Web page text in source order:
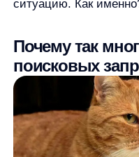
Причины «пустых»
они ведут к одному
неудовлетворенному
Отсутствие товара в
ассортименте —самая
но не единственная
Технические